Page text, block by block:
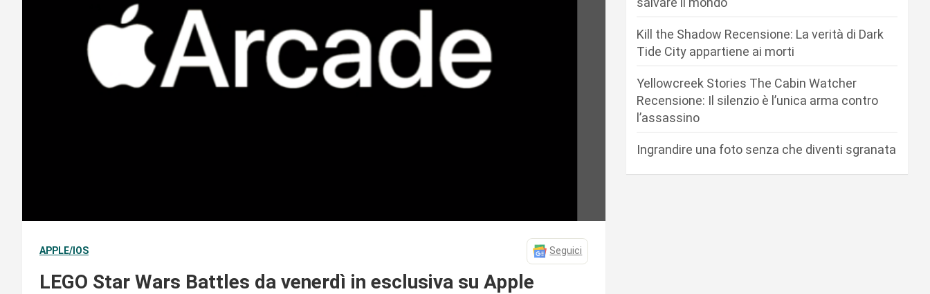
APPLE/IOS Seguici
LEGO Star Wars Battles da venerdì in esclusiva su Apple
Kill the Shadow Recensione: La verità di Dark
Tide City appartiene ai morti
Yellowcreek Stories The Cabin Watcher
Recensione: Il silenzio è l’unica arma contro
l’assassino
Ingrandire una foto senza che diventi sgranata